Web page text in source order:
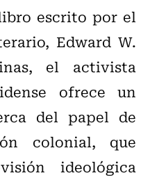
escrito por el
Edward W.
el activista
ofrece un
del papel de
colonial, que
ideológica